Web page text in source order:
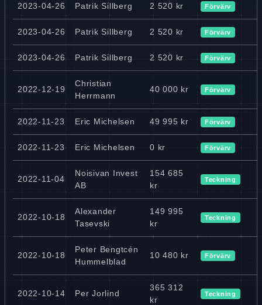
2023-04-26 Patrik Sillberg 2 520 kr Förvärv
2023-04-26 Patrik Sillberg 2 520 kr Förvärv
2023-04-26 Patrik Sillberg 2 520 kr Förvärv
2022-12-19
Christian
Herrmann
40 000 kr Förvärv
2022-11-23 Eric Michelsen 49 995 kr Förvärv
2022-11-23 Eric Michelsen 0 kr Förvärv
2022-11-04
Noisivan Invest
AB
154 685
kr
Teckning
2022-10-18
Alexander
Tasevski
149 995
kr
Teckning
2022-10-18
Peter Bengtcén
Hummelblad
10 480 kr Förvärv
2022-10-14 Per Jorlind
365 312
kr
Teckning